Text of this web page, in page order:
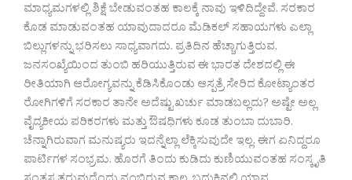
ಮಾಧ್ಯಮಗಳಲ್ಲಿ ಶಿಕ್ಷೆ ಬೇಡುವಂತಹ ಕಾಲಕ್ಕೆ ನಾವು ಇಳಿದಿದ್ದೇವೆ. ಸರಕಾರ
ಕೊಡ ಮಾಡುವಂತಹ ಯಾವುದಾದರೂ ಮೆಡಿಕಲ್ ಸಹಾಯಗಳು ಎಲ್ಲಾ
ಬಿಲ್ಲುಗಳನ್ನು ಭರಿಸಲು ಸಾಧ್ಯವಾಗದು. ಪ್ರತಿದಿನ ಹೆಚ್ಚಾಗುತ್ತಿರುವ,
ಜನಸಂಖ್ಯೆಯಿಂದ ತುಂಬಿ ಹರಿಯುತ್ತಿರುವ ಈ ಭಾರತ ದೇಶದಲ್ಲಿ ಈ
ರೀತಿಯಾಗಿ ಆರೋಗ್ಯವನ್ನು ಕೆಡಿಸಿಕೊಂಡು ಆಸ್ಪತ್ರೆ ಸೇರಿದ ಕೋಟ್ಯಾಂತರ
ರೋಗಿಗಳಿಗೆ ಸರಕಾರ ತಾನೇ ಅದೆಷ್ಟು ಖರ್ಚು ಮಾಡಬಲ್ಲದು? ಅಷ್ಟೇ ಅಲ್ಲ
ವೈದ್ಯಕೀಯ ಪರಿಕರಗಳು ಮತ್ತು ಔಷಧಿಗಳು ಕೂಡ ತುಂಬಾ ದುಬಾರಿ.
ಚೆನ್ನಾಗಿರುವಾಗ ಮನುಷ್ಯರು ಇದನ್ನೆಲ್ಲಾ ಲೆಕ್ಕಿಸುವುದೇ ಇಲ್ಲ. ಈಗ ಏನಿದ್ದರೂ
ಪಾರ್ಟಿಗಳ ಸಂಭ್ರಮ. ಹೊರಗೆ ತಿಂದು ಕುಡಿದು ಕುಣಿಯುವಂತಹ ಸಂಸ್ಕೃತಿ